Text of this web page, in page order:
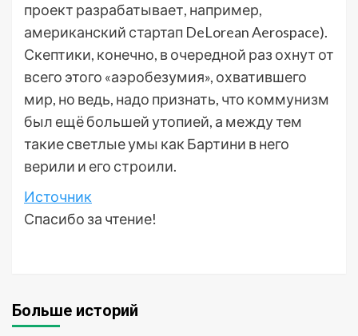
проект разрабатывает, например,
американский стартап DeLorean Aerospace).
Скептики, конечно, в очередной раз охнут от
всего этого «аэробезумия», охватившего
мир, но ведь, надо признать, что коммунизм
был ещё большей утопией, а между тем
такие светлые умы как Бартини в него
верили и его строили.
Источник
Спасибо за чтение!
Больше историй